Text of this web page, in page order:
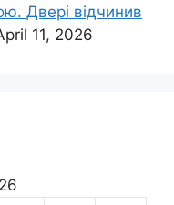
Двері відчинив
11, 2026